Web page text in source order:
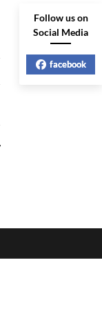
Follow us on
Social Media
facebook